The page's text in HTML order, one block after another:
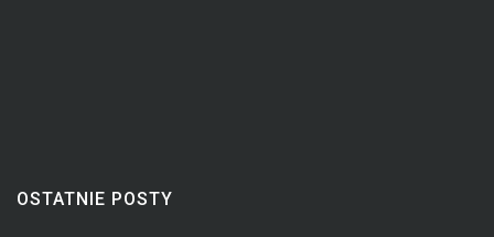
OSTATNIE POSTY